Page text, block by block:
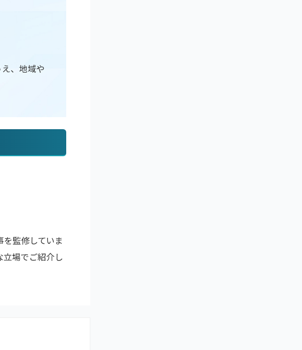
、地域や
監修していま
場でご紹介し